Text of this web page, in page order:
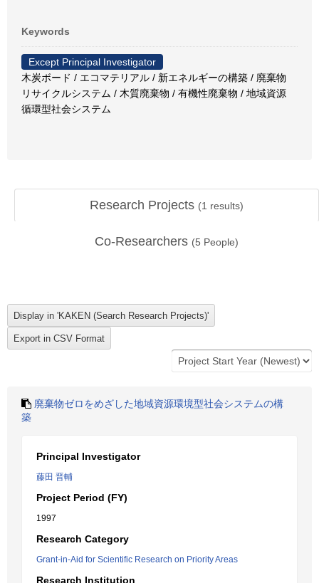
Keywords
Except Principal Investigator
木炭ボード / エコマテリアル / 新エネルギーの構築 / 廃棄物
リサイクルシステム / 木質廃棄物 / 有機性廃棄物 / 地域資源
循環型社会システム
Research Projects (1 results)
Co-Researchers (5 People)
廃棄物ゼロをめざした地域資源環境型社会システムの構
築
Principal Investigator
藤田 晋輔
Project Period (FY)
1997
Research Category
Grant-in-Aid for Scientific Research on Priority Areas
Research Institution